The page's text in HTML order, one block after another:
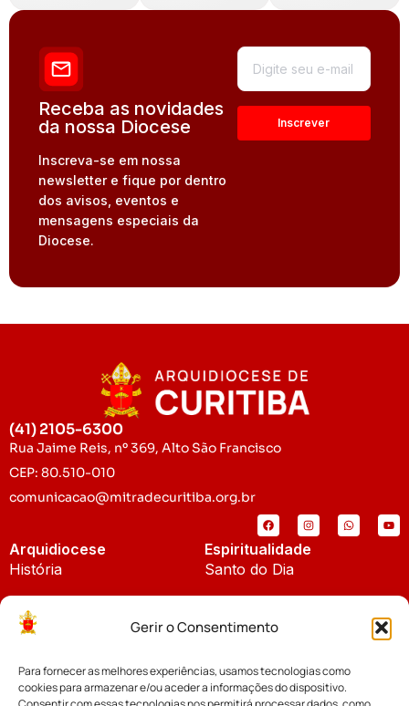
Gerir o Consentimento
Para fornecer as melhores experiências, usamos tecnologias como
cookies para armazenar e/ou aceder a informações do dispositivo.
Receba as novidades
da nossa Diocese
Inscreva-se em nossa
newsletter e fique por dentro
dos avisos, eventos e
mensagens especiais da
Diocese.
(41) 2105-6300
Rua Jaime Reis, nº 369, Alto São Francisco
CEP: 80.510-010
comunicacao@mitradecuritiba.org.br
Arquidiocese
História
Padroeira
Espiritualidade
Santo do Dia
Notícias
Notícias da Arquidiocese
Cúria Diocesana